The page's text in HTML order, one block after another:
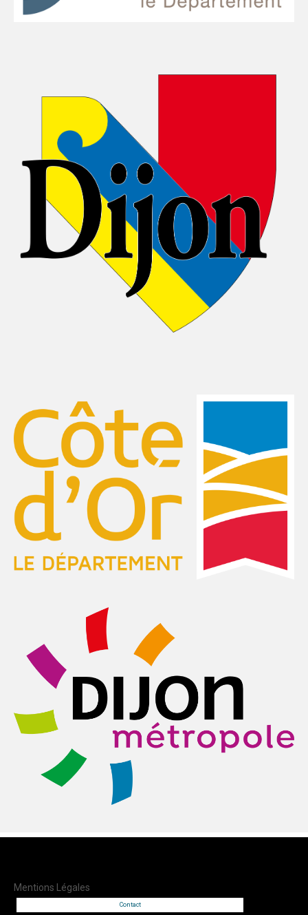
Mentions Légales
Contact